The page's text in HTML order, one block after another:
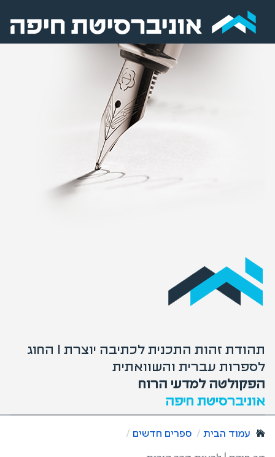
תהודת זהות התכנית לכתיבה יוצרת I החוג
לספרות עברית והשוואתית
הפקולטה למדעי הרוח
אוניברסיטת חיפה
עמוד הבית
ספרים חדשים